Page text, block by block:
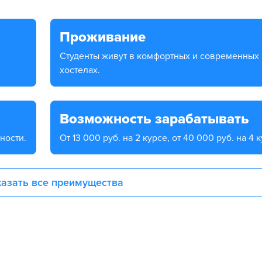
Проживание
Студенты живут в комфортных и современных
хостелах.
Возможность зарабатывать
От 13 000 руб. на 2 курсе, от 40 000 руб. на 4
все преимущества